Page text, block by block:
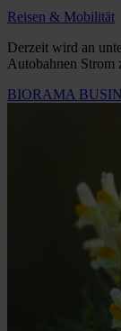
Reisen & Mobilität
Derzeit wird an
Autobahnen Strom
BIORAMA